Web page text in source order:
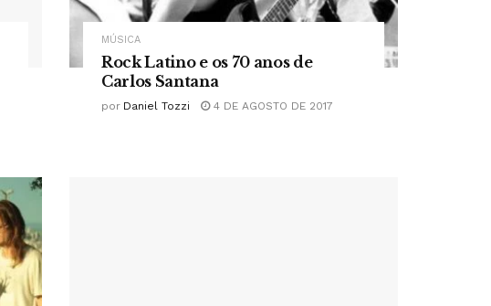
MÚSICA
Rock Latino e os 70 anos de
Carlos Santana
por Daniel Tozzi 4 DE AGOSTO DE 2017